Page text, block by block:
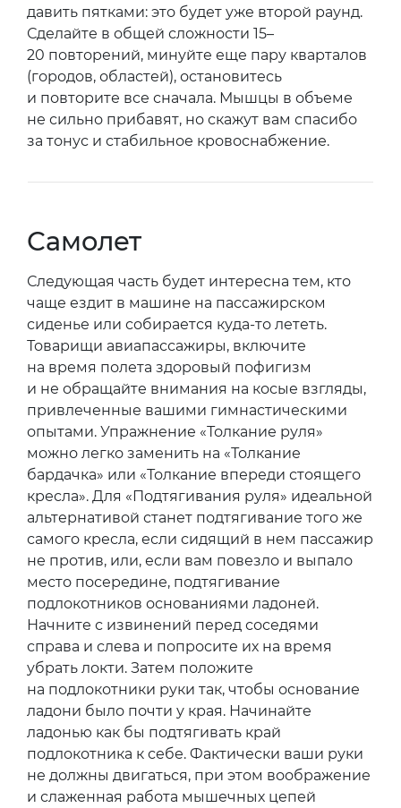
давить пятками: это будет уже второй раунд.
Сделайте в общей сложности 15–
20 повторений, минуйте еще пару кварталов
(городов, областей), остановитесь
и повторите все сначала. Мышцы в объеме
не сильно прибавят, но скажут вам спасибо
за тонус и стабильное кровоснабжение.
Самолет
Следующая часть будет интересна тем, кто
чаще ездит в машине на пассажирском
сиденье или собирается куда-то лететь.
Товарищи авиапассажиры, включите
на время полета здоровый пофигизм
и не обращайте внимания на косые взгляды,
привлеченные вашими гимнастическими
опытами. Упражнение «Толкание руля»
можно легко заменить на «Толкание
бардачка» или «Толкание впереди стоящего
кресла». Для «Подтягивания руля» идеальной
альтернативой станет подтягивание того же
самого кресла, если сидящий в нем пассажир
не против, или, если вам повезло и выпало
место посередине, подтягивание
подлокотников основаниями ладоней.
Начните с извинений перед соседями
справа и слева и попросите их на время
убрать локти. Затем положите
на подлокотники руки так, чтобы основание
ладони было почти у края. Начинайте
ладонью как бы подтягивать край
подлокотника к себе. Фактически ваши руки
не должны двигаться, при этом воображение
и слаженная работа мышечных цепей